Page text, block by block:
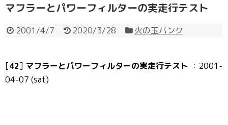
マフラーとパワーフィルターの実走行テスト
2001/4/7 2020/3/28 火の玉バンク
[42] マフラーとパワーフィルターの実走行テスト ：2001-
04-07 (sat)